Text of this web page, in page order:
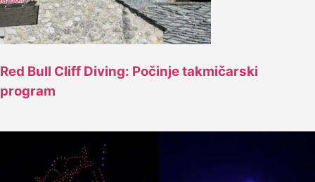
Red Bull Cliff Diving: Počinje takmičarski
program